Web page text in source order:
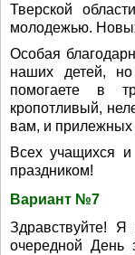
Тверской
молодежью.
Особая
наших детей,
помогаете в
кропотливый,
вам, и прилежных
Всех учащихся
праздником!
Вариант №7
Здравствуйте!
очередной День